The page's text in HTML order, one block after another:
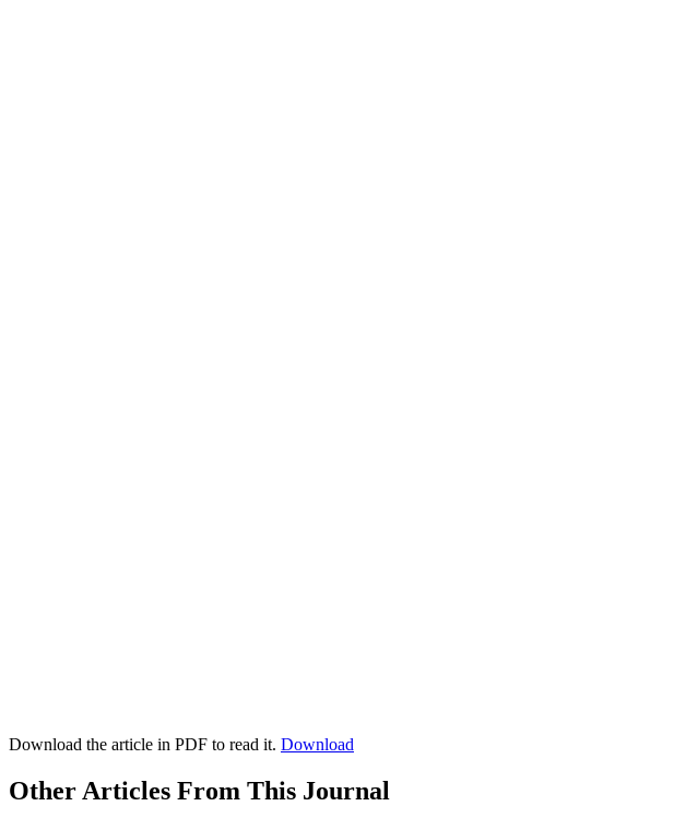
Download the article in PDF to read it. Download
Other Articles From This Journal